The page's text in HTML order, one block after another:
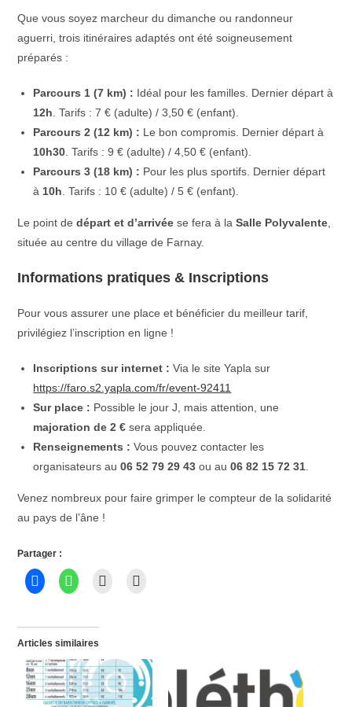
Que vous soyez marcheur du dimanche ou randonneur
aguerri, trois itinéraires adaptés ont été soigneusement
préparés :
Parcours 1 (7 km) : Idéal pour les familles. Dernier départ à
12h. Tarifs : 7 € (adulte) / 3,50 € (enfant).
Parcours 2 (12 km) : Le bon compromis. Dernier départ à
10h30. Tarifs : 9 € (adulte) / 4,50 € (enfant).
Parcours 3 (18 km) : Pour les plus sportifs. Dernier départ
à 10h. Tarifs : 10 € (adulte) / 5 € (enfant).
Le point dedépart et d’arrivée se fera à laSalle Polyvalente,
située au centre du village de Farnay.
Informations pratiques & Inscriptions
Pour vous assurer une place et bénéficier du meilleur tarif,
privilégiez l’inscription en ligne !
Inscriptions sur internet : Via le site Yapla sur
https://faro.s2.yapla.com/fr/event-92411
Sur place : Possible le jour J, mais attention, une
majoration de 2 € sera appliquée.
Renseignements : Vous pouvez contacter les
organisateurs au06 52 79 29 43 ou au06 82 15 72 31.
Venez nombreux pour faire grimper le compteur de la solidarité
au pays de l’âne !
Partager :
Articles similaires